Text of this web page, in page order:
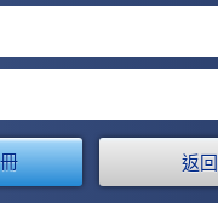
返回